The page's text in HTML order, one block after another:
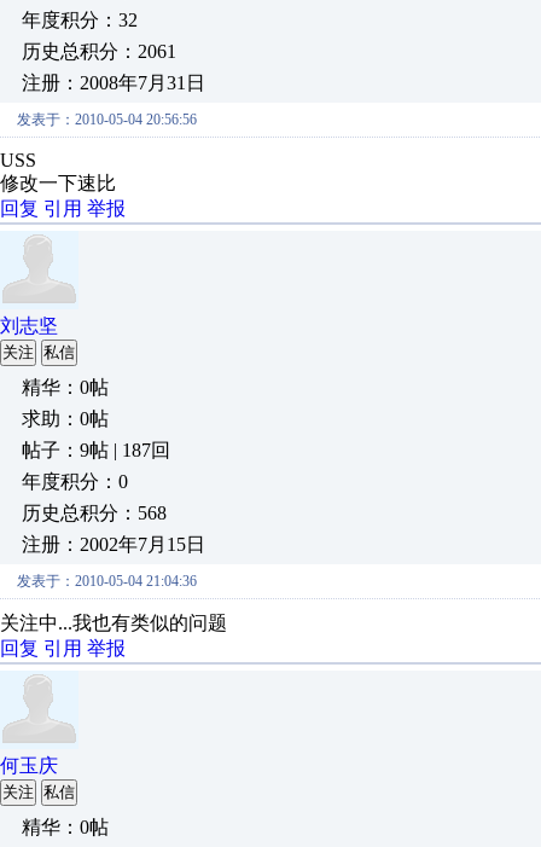
年度积分：32
历史总积分：2061
注册：2008年7月31日
发表于：2010-05-04 20:56:56
USS
修改一下速比
回复 引用 举报
刘志坚
关注 私信
精华：0帖
求助：0帖
帖子：9帖 | 187回
年度积分：0
历史总积分：568
注册：2002年7月15日
发表于：2010-05-04 21:04:36
关注中...我也有类似的问题
回复 引用 举报
何玉庆
关注 私信
精华：0帖